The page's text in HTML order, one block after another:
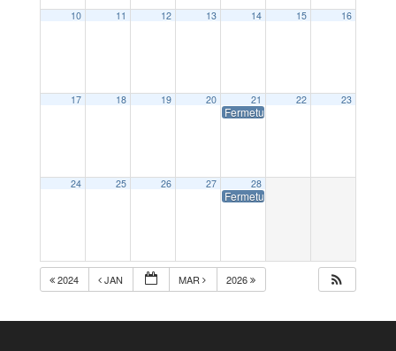
10 11 12 13 14 15 16
17 18 19 20 21
Fermeture de la Mairie
22 23
24 25 26 27 28
Fermeture de la Mairie
2024 JAN MAR 2026